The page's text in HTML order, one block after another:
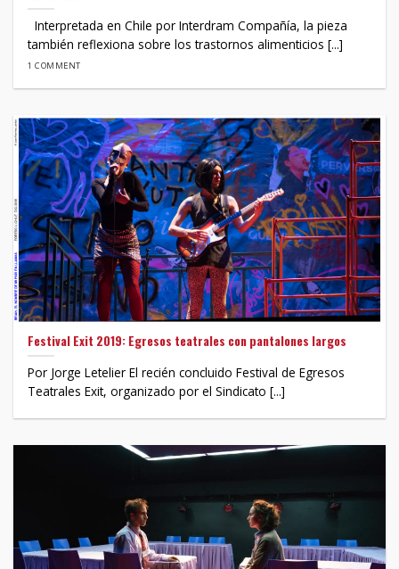
Interpretada en Chile por Interdram Compañía, la pieza
también reflexiona sobre los trastornos alimenticios [...]
1 COMMENT
Festival Exit 2019: Egresos teatrales con pantalones largos
Por Jorge Letelier El recién concluido Festival de Egresos
Teatrales Exit, organizado por el Sindicato [...]